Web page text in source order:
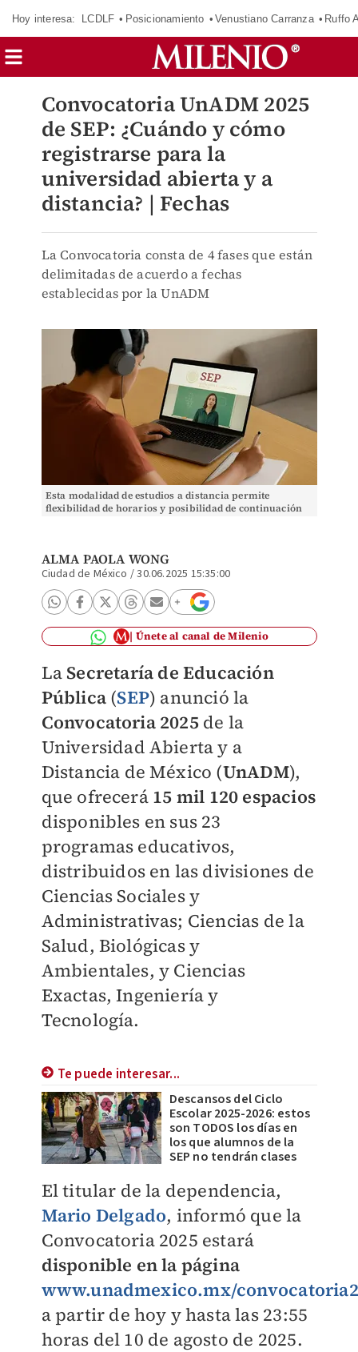
Hoy interesa: LCDLF Posicionamiento Venustiano Carranza Ruffo
Convocatoria UnADM 2025
de SEP: ¿Cuándo y cómo
registrarse para la
universidad abierta y a
distancia? | Fechas
La Convocatoria consta de 4 fases que están
delimitadas de acuerdo a fechas
establecidas por la UnADM
Esta modalidad de estudios a distancia permite
flexibilidad de horarios y posibilidad de continuación
ALMA PAOLA WONG
Ciudad de México /30.06.2025 15:35:00
Únete al canal de Milenio
LaSecretaría de Educación
Pública (SEP) anunció la
Convocatoria 2025 de la
Universidad Abierta y a
Distancia de México (UnADM),
que ofrecerá 15 mil 120 espacios
disponibles en sus 23
programas educativos,
distribuidos en las divisiones de
Ciencias Sociales y
Administrativas; Ciencias de la
Salud, Biológicas y
Ambientales, y Ciencias
Exactas, Ingeniería y
Tecnología.
Te puede interesar...
Descansos del Ciclo
Escolar 2025-2026: estos
son TODOS los días en
los que alumnos de la
SEP no tendrán clases
El titular de la dependencia,
Mario Delgado, informó que la
Convocatoria 2025 estará
disponible en la página
www.unadmexico.mx/
a partir de hoy y hasta las 23:55
horas del 10 de agosto de 2025.